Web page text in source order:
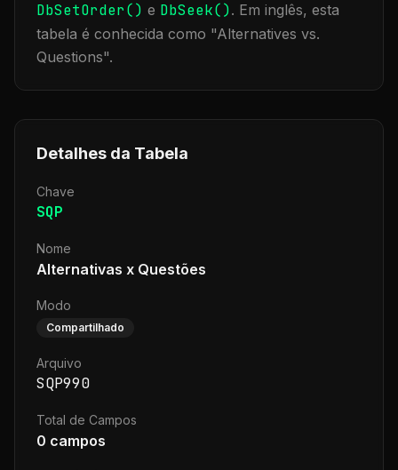
DbSetOrder() e DbSeek(). Em inglês, esta
tabela é conhecida como "Alternatives vs.
Questions".
Detalhes da Tabela
Chave
SQP
Nome
Alternativas x Questões
Modo
Compartilhado
Arquivo
SQP990
Total de Campos
0 campos